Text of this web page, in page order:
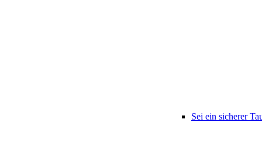
Sei ein sicherer